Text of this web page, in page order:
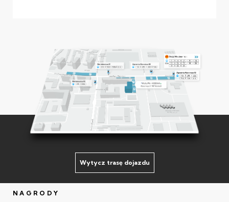
Wytycz trasę dojazdu
NAGRODY